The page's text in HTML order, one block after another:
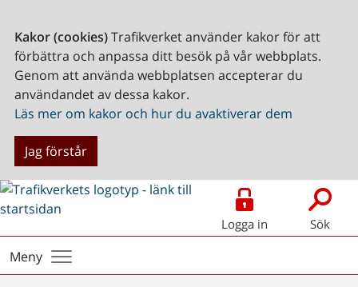
Kakor (cookies)Trafikverket använder kakor för att
förbättra och anpassa ditt besök på vår webbplats.
Genom att använda webbplatsen accepterar du
användandet av dessa kakor.
Läs mer om kakor och hur du avaktiverar dem
Jag förstår
Logga in Sök
Meny